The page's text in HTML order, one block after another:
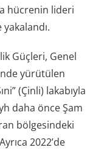
hücrenin lideri
Güçleri, Genel
yürütülen
(Çinli) lakabıyla
daha önce Şam
bölgesindeki
2022’de